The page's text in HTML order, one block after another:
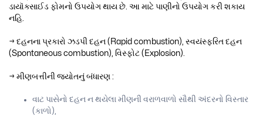
ડાયૉક્સાઈડ ફોમનો ઉપયોગ થાય છે. આ માટે પાણીનો ઉપયોગ કરી શકાય
નહિ.
→ દહનના પ્રકારો ઝડપી દહન (Rapid combustion), સ્વયંસ્ફરિત દહન
(Spontaneous combustion), વિસ્ફોટ (Explosion).
→ મીણબત્તીની જ્યોતનું બંધારણ :
વાટ પાસેનો દહન ન થયેલા મીણની વરાળવાળો સૌથી અંદરનો વિસ્તાર
(કાળો),